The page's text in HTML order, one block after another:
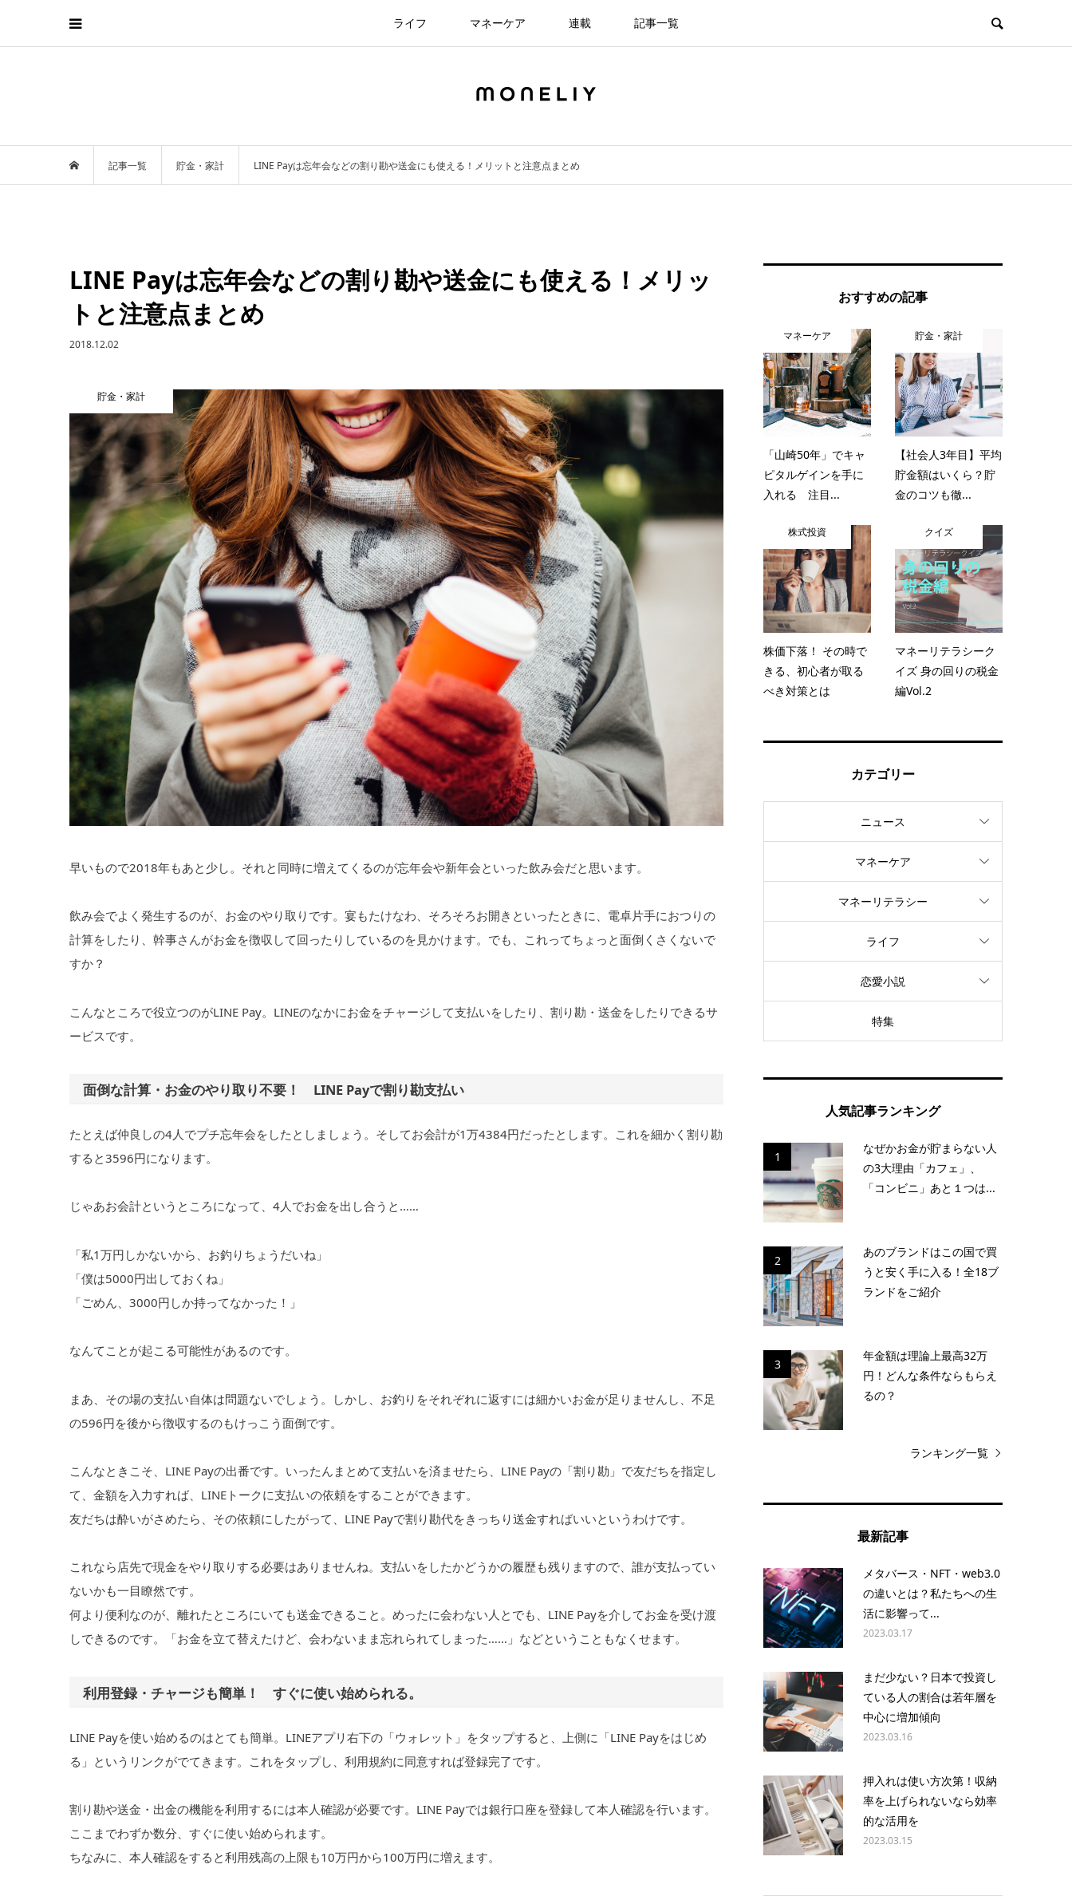
ライフ マネーケア 連載 記事一覧
記事一覧 貯金・家計 LINE Payは忘年会などの割り勘や送金にも使える！メリットと注意点まとめ
LINE Payは忘年会などの割り勘や送金にも使える！メリッ
トと注意点まとめ
2018.12.02
貯金・家計
早いもので2018年もあと少し。それと同時に増えてくるのが忘年会や新年会といった飲み会だと思います。
飲み会でよく発生するのが、お金のやり取りです。宴もたけなわ、そろそろお開きといったときに、電卓片手におつりの
計算をしたり、幹事さんがお金を徴収して回ったりしているのを見かけます。でも、これってちょっと面倒くさくないで
すか？
こんなところで役立つのがLINE Pay。LINEのなかにお金をチャージして支払いをしたり、割り勘・送金をしたりできるサ
ービスです。
面倒な計算・お金のやり取り不要！ LINE Payで割り勘支払い
たとえば仲良しの4人でプチ忘年会をしたとしましょう。そしてお会計が1万4384円だったとします。これを細かく割り勘
すると3596円になります。
じゃあお会計というところになって、4人でお金を出し合うと……
「私1万円しかないから、お釣りちょうだいね」
「僕は5000円出しておくね」
「ごめん、3000円しか持ってなかった！」
なんてことが起こる可能性があるのです。
まあ、その場の支払い自体は問題ないでしょう。しかし、お釣りをそれぞれに返すには細かいお金が足りませんし、不足
の596円を後から徴収するのもけっこう面倒です。
こんなときこそ、LINE Payの出番です。いったんまとめて支払いを済ませたら、LINE Payの「割り勘」で友だちを指定し
て、金額を入力すれば、LINEトークに支払いの依頼をすることができます。
友だちは酔いがさめたら、その依頼にしたがって、LINE Payで割り勘代をきっちり送金すればいいというわけです。
これなら店先で現金をやり取りする必要はありませんね。支払いをしたかどうかの履歴も残りますので、誰が支払ってい
ないかも一目瞭然です。
何より便利なのが、離れたところにいても送金できること。めったに会わない人とでも、LINE Payを介してお金を受け渡
しできるのです。「お金を立て替えたけど、会わないまま忘れられてしまった……」などということもなくせます。
利用登録・チャージも簡単！ すぐに使い始められる。
LINE Payを使い始めるのはとても簡単。LINEアプリ右下の「ウォレット」をタップすると、上側に「LINE Payをはじめ
る」というリンクがでてきます。これをタップし、利用規約に同意すれば登録完了です。
割り勘や送金・出金の機能を利用するには本人確認が必要です。LINE Payでは銀行口座を登録して本人確認を行います。
ここまでわずか数分、すぐに使い始められます。
ちなみに、本人確認をすると利用残高の上限も10万円から100万円に増えます。
おすすめの記事
マネーケア
「山崎50年」でキャ
ピタルゲインを手に
入れる 注目...
貯金・家計
【社会人3年目】平均
貯金額はいくら？貯
金のコツも徹...
株式投資
株価下落！ その時で
きる、初心者が取る
べき対策とは
クイズ
マネーリテラシーク
イズ 身の回りの税金
編Vol.2
カテゴリー
ニュース
マネーケア
マネーリテラシー
ライフ
恋愛小説
特集
人気記事ランキング
1
なぜかお金が貯まらない人
の3大理由「カフェ」、
「コンビニ」あと１つは...
2
あのブランドはこの国で買
うと安く手に入る！全18ブ
ランドをご紹介
3
年金額は理論上最高32万
円！どんな条件ならもらえ
るの？
ランキング一覧
最新記事
メタバース・NFT・web3.0
の違いとは？私たちへの生
活に影響って...
2023.03.17
まだ少ない？日本で投資し
ている人の割合は若年層を
中心に増加傾向
2023.03.16
押入れは使い方次第！収納
率を上げられないなら効率
的な活用を
2023.03.15